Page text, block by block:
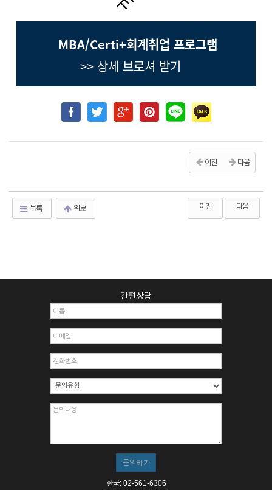
MBA/Certi+회계취업 프로그램
>> 상세 브로셔 받기
이전 다음
목록 위로 이전 다음
간편상담
한국: 02-561-6306